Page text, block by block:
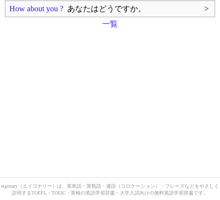
How about you ? あなたはどうですか。
>
一覧
eigonary（エイゴナリー）は、英単語・英熟語・連語（コロケーション）・フレーズなどをやさしく
説明するTOEFL・TOEIC・英検の英語学習辞書・大学入試向けの無料英語学習辞書です。